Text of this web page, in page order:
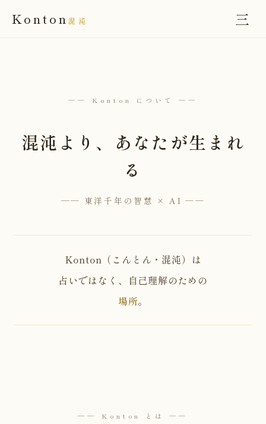
Konton 混沌 三
── Konton について ──
混沌より、あなたが生まれ
る
── 東洋千年の智慧 × AI ──
Konton（こんとん・混沌）は
占いではなく、自己理解のための
場所。
── Konton とは ──